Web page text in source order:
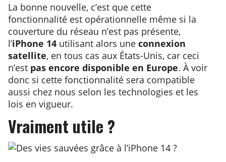
La bonne nouvelle, c’est que cette
fonctionnalité est opérationnelle même si la
couverture du réseau n’est pas présente,
l’iPhone 14 utilisant alors une connexion
satellite, en tous cas aux États-Unis, car ceci
n’est pas encore disponible en Europe. À voir
donc si cette fonctionnalité sera compatible
aussi chez nous selon les technologies et les
lois en vigueur.
Vraiment utile ?